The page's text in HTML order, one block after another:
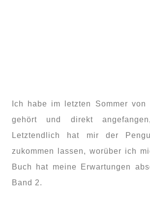
Ich habe im letzten Sommer von
gehört und direkt
Letztendlich hat mir der
zukommen lassen, worüber ich
Buch hat meine Erwartungen
Band 2.